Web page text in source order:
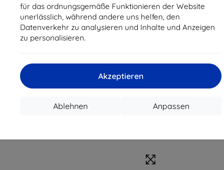
für das ordnungsgemäße Funktionieren der Website
unerlässlich, während andere uns helfen, den
Datenverkehr zu analysieren und Inhalte und Anzeigen
zu personalisieren.
Akzeptieren
Anpassen
Ablehnen